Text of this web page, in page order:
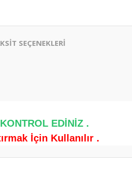
SEÇENEKLERİ
EDİNİZ .
İçin Kullanılır .